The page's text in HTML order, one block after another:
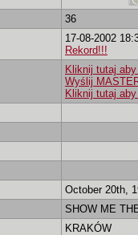
36
17-08-2002
Rekord!!!
Kliknij tutaj
Wyślij
Kliknij tutaj
October 20th,
SHOW ME
KRAKÓW